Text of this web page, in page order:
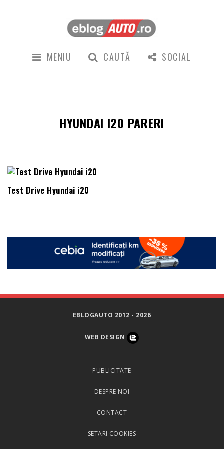
MENIU CAUTĂ SOCIAL
HYUNDAI I20 PARERI
Test Drive Hyundai i20
EBLOGAUTO 2012 - 2026
WEB DESIGN
PUBLICITATE
DESPRE NOI
CONTACT
SETARI COOKIES